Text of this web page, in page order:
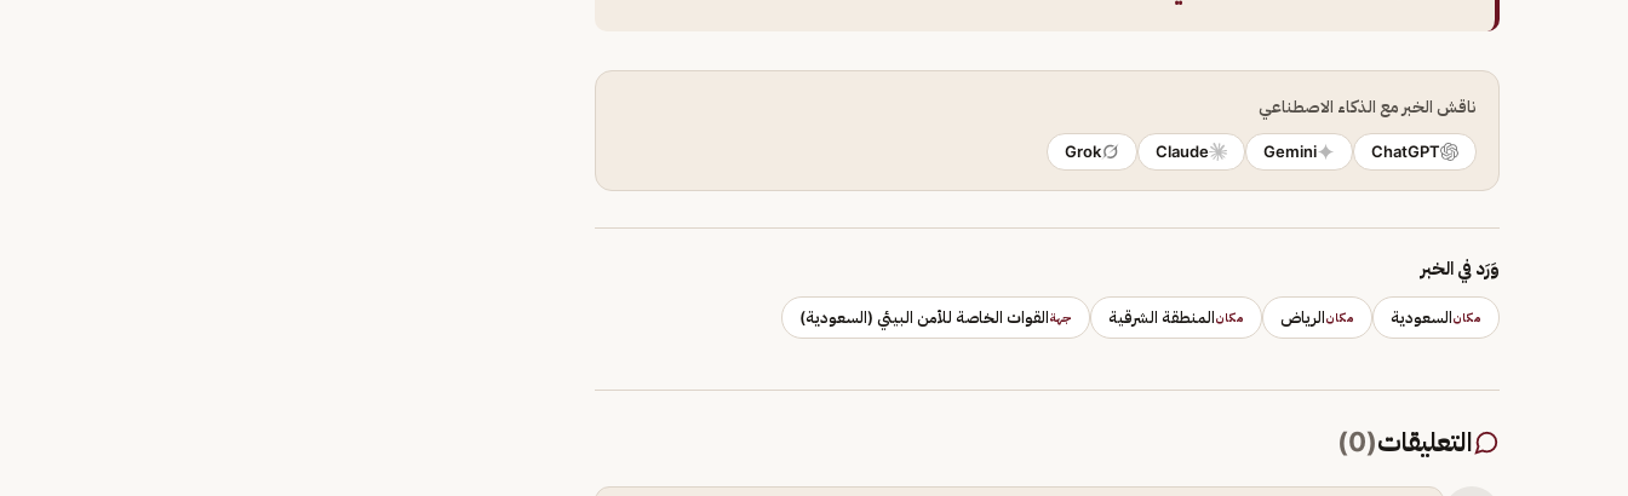
ناقش الخبر مع الذكاء الاصطناعي
ChatGPT
Gemini
Claude
Grok
وَرَد في الخبر
مكانالسعودية مكانالرياض مكانالمنطقة الشرقية جهةالقوات الخاصة للأمن البيئي (السعودية)
التعليقات(
0
)